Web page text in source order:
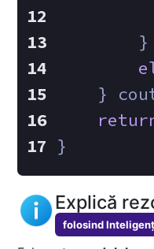
        }
}
}
Explică
folosind